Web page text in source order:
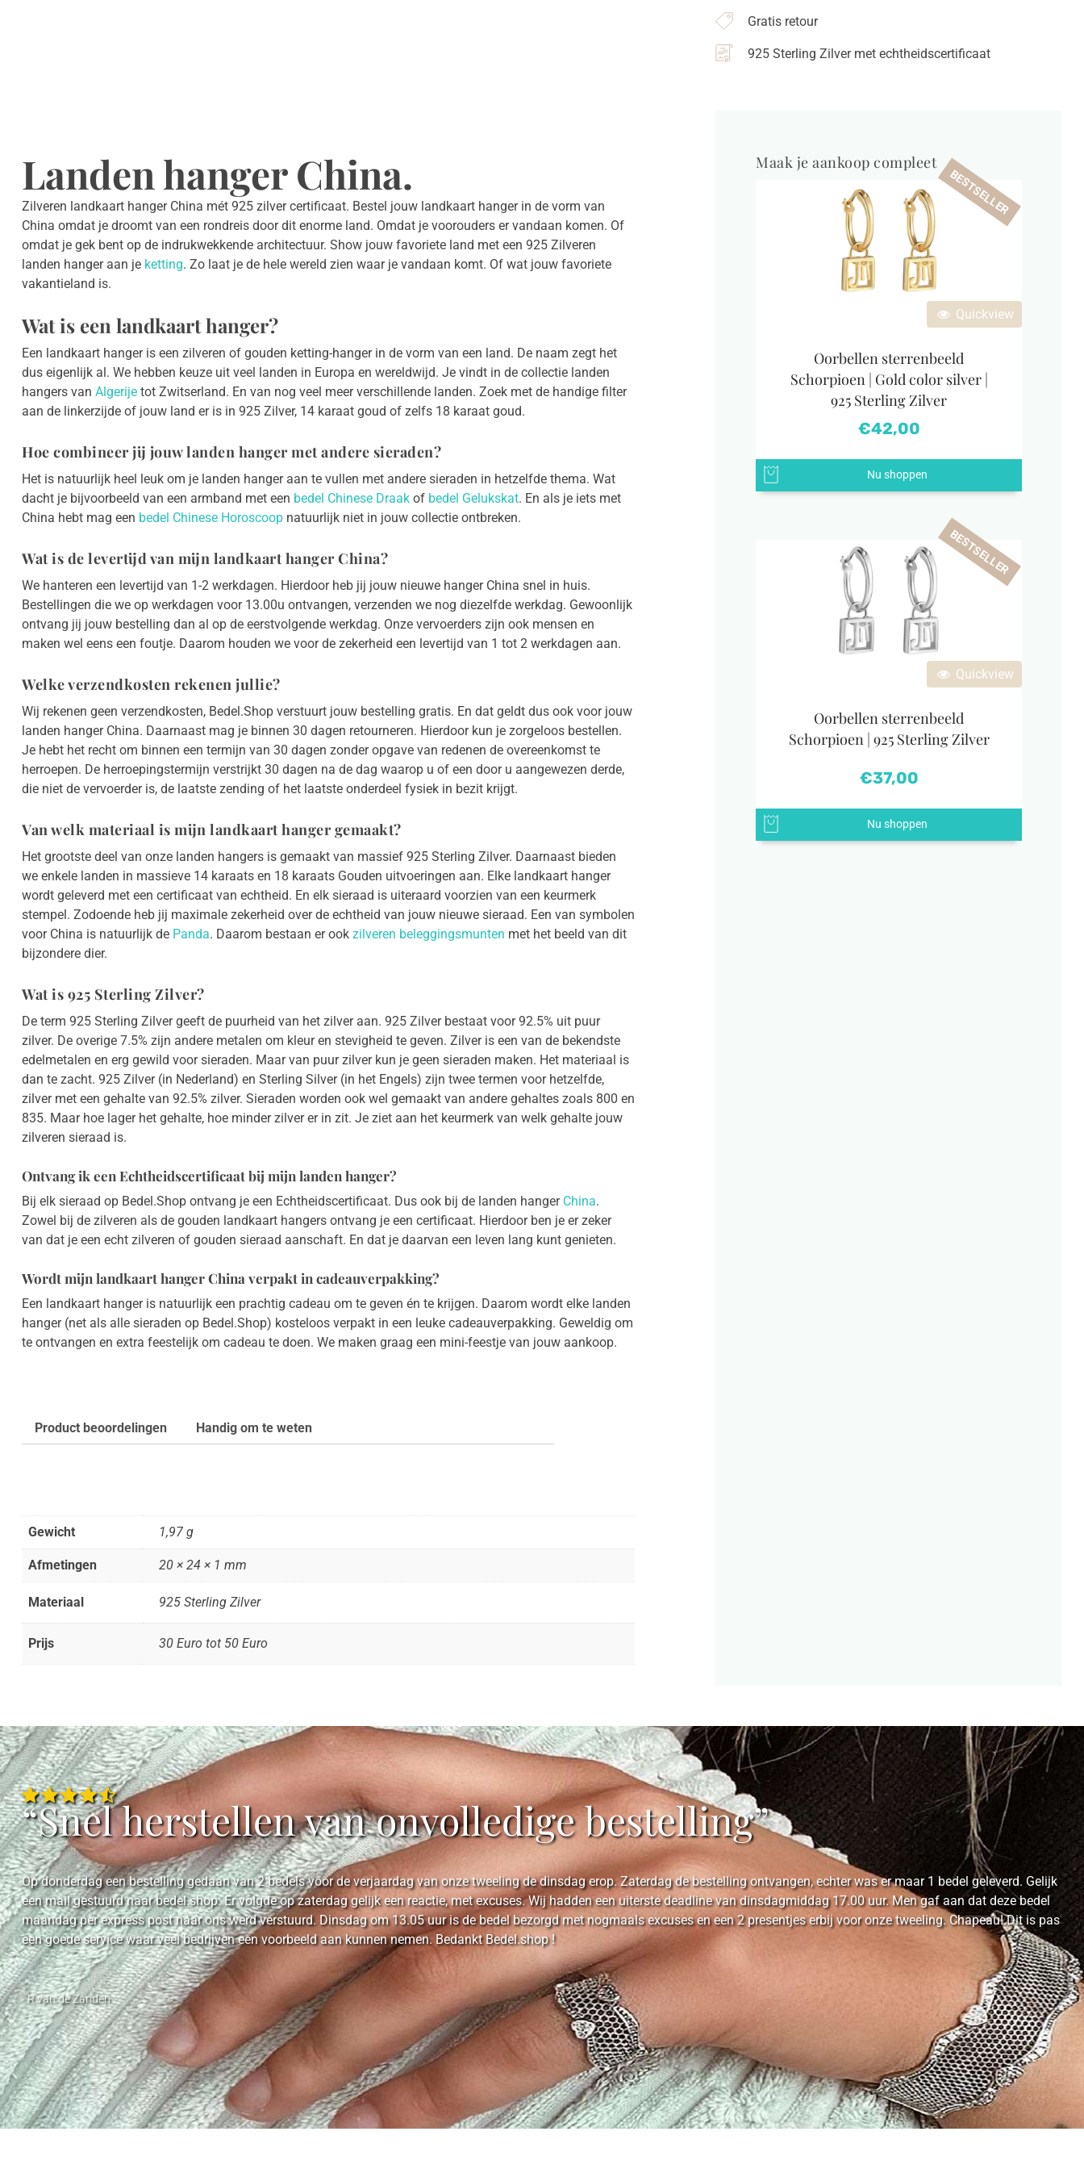
Zilver
aantal
Gratis retour
925 Sterling Zilver met echtheidscertificaat
Landen hanger China.
Zilveren landkaart hanger China mét 925 zilver certificaat. Bestel jouw landkaart hanger in de vorm van
China omdat je droomt van een rondreis door dit enorme land. Omdat je voorouders er vandaan komen. Of
omdat je gek bent op de indrukwekkende architectuur. Show jouw favoriete land met een 925 Zilveren
landen hanger aan je ketting. Zo laat je de hele wereld zien waar je vandaan komt. Of wat jouw favoriete
vakantieland is.
Wat is een landkaart hanger?
Een landkaart hanger is een zilveren of gouden ketting-hanger in de vorm van een land. De naam zegt het
dus eigenlijk al. We hebben keuze uit veel landen in Europa en wereldwijd. Je vindt in de collectie landen
hangers van Algerije tot Zwitserland. En van nog veel meer verschillende landen. Zoek met de handige filter
aan de linkerzijde of jouw land er is in 925 Zilver, 14 karaat goud of zelfs 18 karaat goud.
Hoe combineer jij jouw landen hanger met andere sieraden?
Het is natuurlijk heel leuk om je landen hanger aan te vullen met andere sieraden in hetzelfde thema. Wat
dacht je bijvoorbeeld van een armband met een bedel Chinese Draak of bedel Gelukskat. En als je iets met
China hebt mag een bedel Chinese Horoscoop natuurlijk niet in jouw collectie ontbreken.
Wat is de levertijd van mijn landkaart hanger China?
We hanteren een levertijd van 1-2 werkdagen. Hierdoor heb jij jouw nieuwe hanger China snel in huis.
Bestellingen die we op werkdagen voor 13.00u ontvangen, verzenden we nog diezelfde werkdag. Gewoonlijk
ontvang jij jouw bestelling dan al op de eerstvolgende werkdag. Onze vervoerders zijn ook mensen en
maken wel eens een foutje. Daarom houden we voor de zekerheid een levertijd van 1 tot 2 werkdagen aan.
Welke verzendkosten rekenen jullie?
Wij rekenen geen verzendkosten, Bedel.Shop verstuurt jouw bestelling gratis. En dat geldt dus ook voor jouw
landen hanger China. Daarnaast mag je binnen 30 dagen retourneren. Hierdoor kun je zorgeloos bestellen.
Je hebt het recht om binnen een termijn van 30 dagen zonder opgave van redenen de overeenkomst te
herroepen. De herroepingstermijn verstrijkt 30 dagen na de dag waarop u of een door u aangewezen derde,
die niet de vervoerder is, de laatste zending of het laatste onderdeel fysiek in bezit krijgt.
Van welk materiaal is mijn landkaart hanger gemaakt?
Het grootste deel van onze landen hangers is gemaakt van massief 925 Sterling Zilver. Daarnaast bieden
we enkele landen in massieve 14 karaats en 18 karaats Gouden uitvoeringen aan. Elke landkaart hanger
wordt geleverd met een certificaat van echtheid. En elk sieraad is uiteraard voorzien van een keurmerk
stempel. Zodoende heb jij maximale zekerheid over de echtheid van jouw nieuwe sieraad. Een van symbolen
voor China is natuurlijk de Panda. Daarom bestaan er ook zilveren beleggingsmunten met het beeld van dit
bijzondere dier.
Wat is 925 Sterling Zilver?
De term 925 Sterling Zilver geeft de puurheid van het zilver aan. 925 Zilver bestaat voor 92.5% uit puur
zilver. De overige 7.5% zijn andere metalen om kleur en stevigheid te geven. Zilver is een van de bekendste
edelmetalen en erg gewild voor sieraden. Maar van puur zilver kun je geen sieraden maken. Het materiaal is
dan te zacht. 925 Zilver (in Nederland) en Sterling Silver (in het Engels) zijn twee termen voor hetzelfde,
zilver met een gehalte van 92.5% zilver. Sieraden worden ook wel gemaakt van andere gehaltes zoals 800 en
835. Maar hoe lager het gehalte, hoe minder zilver er in zit. Je ziet aan het keurmerk van welk gehalte jouw
zilveren sieraad is.
Ontvang ik een Echtheidscertificaat bij mijn landen hanger?
Bij elk sieraad op Bedel.Shop ontvang je een Echtheidscertificaat. Dus ook bij de landen hanger China.
Zowel bij de zilveren als de gouden landkaart hangers ontvang je een certificaat. Hierdoor ben je er zeker
van dat je een echt zilveren of gouden sieraad aanschaft. En dat je daarvan een leven lang kunt genieten.
Wordt mijn landkaart hanger China verpakt in cadeauverpakking?
Een landkaart hanger is natuurlijk een prachtig cadeau om te geven én te krijgen. Daarom wordt elke landen
hanger (net als alle sieraden op Bedel.Shop) kosteloos verpakt in een leuke cadeauverpakking. Geweldig om
te ontvangen en extra feestelijk om cadeau te doen. We maken graag een mini-feestje van jouw aankoop.
Product beoordelingen Handig om te weten
Gewicht 1,97 g
Afmetingen 20 × 24 × 1 mm
Materiaal 925 Sterling Zilver
Prijs 30 Euro tot 50 Euro
Maak je aankoop compleet
Quickview
BESTSELLER
Oorbellen sterrenbeeld
Schorpioen | Gold color silver |
925 Sterling Zilver
€42,00
Nu shoppen
Quickview
BESTSELLER
Oorbellen sterrenbeeld
Schorpioen | 925 Sterling Zilver
€37,00
Nu shoppen
“Snel herstellen van onvolledige bestelling”
Op donderdag een bestelling gedaan van 2 bedels voor de verjaardag van onze tweeling de dinsdag erop. Zaterdag de bestelling ontvangen, echter was er maar 1 bedel geleverd. Gelijk
een mail gestuurd naar bedel.shop. Er volgde op zaterdag gelijk een reactie, met excuses. Wij hadden een uiterste deadline van dinsdagmiddag 17.00 uur. Men gaf aan dat deze bedel
maandag per express post naar ons werd verstuurd. Dinsdag om 13.05 uur is de bedel bezorgd met nogmaals excuses en een 2 presentjes erbij voor onze tweeling. Chapeau! Dit is pas
een goede service waar veel bedrijven een voorbeeld aan kunnen nemen. Bedankt Bedel.shop !
- R van de Zanden